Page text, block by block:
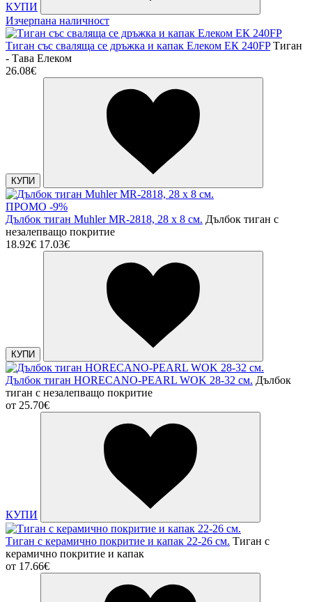
КУПИ
Изчерпана наличност
Тиган със сваляща се дръжка и капак Елеком ЕК 240FP Тиган
- Тава Елеком
26.08€
КУПИ
ПРОМО -9%
Дълбок тиган Muhler MR-2818, 28 x 8 cм. Дълбок тиган с
незалепващо покритие
18.92€ 17.03€
КУПИ
Дълбок тиган HORECANO-PEARL WOK 28-32 см. Дълбок
тиган с незалепващо покритие
от 25.70€
КУПИ
Тиган с керамично покритие и капак 22-26 см. Тиган с
керамично покритие и капак
от 17.66€